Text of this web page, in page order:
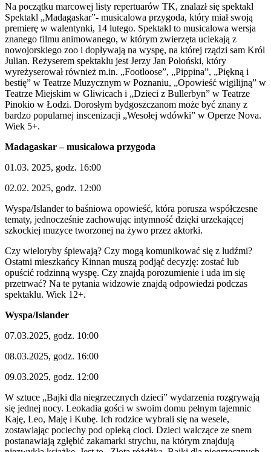
Na początku marcowej listy repertuarów TK, znalazł się spektakl
Spektakl „Madagaskar”- musicalowa przygoda, który miał swoją
premierę w walentynki, 14 lutego. Spektakl to musicalowa wersja
znanego filmu animowanego, w którym zwierzęta uciekają z
nowojorskiego zoo i dopływają na wyspę, na której rządzi sam Król
Julian. Reżyserem spektaklu jest Jerzy Jan Połoński, który
wyreżyserował również m.in. „Footloose”, „Pippina”, „Piękną i
bestię” w Teatrze Muzycznym w Poznaniu, „Opowieść wigilijną” w
Teatrze Miejskim w Gliwicach i „Dzieci z Bullerbyn” w Teatrze
Pinokio w Łodzi. Dorosłym bydgoszczanom może być znany z
bardzo popularnej inscenizacji „Wesołej wdówki” w Operze Nova.
Wiek 5+.
Madagaskar – musicalowa przygoda
01.03. 2025, godz. 16:00
02.02. 2025, godz. 12:00
Wyspa/Islander to baśniowa opowieść, która porusza współczesne
tematy, jednocześnie zachowując intymność dzięki urzekającej
szkockiej muzyce tworzonej na żywo przez aktorki.
Czy wieloryby śpiewają? Czy mogą komunikować się z ludźmi?
Ostatni mieszkańcy Kinnan muszą podjąć decyzję: zostać lub
opuścić rodzinną wyspę. Czy znajdą porozumienie i uda im się
przetrwać? Na te pytania widzowie znajdą odpowiedzi podczas
spektaklu. Wiek 12+.
Wyspa/Islander
07.03.2025, godz. 10:00
08.03.2025, godz. 16:00
09.03.2025, godz. 12:00
W sztuce „Bajki dla niegrzecznych dzieci” wydarzenia rozgrywają
się jednej nocy. Leokadia gości w swoim domu pełnym tajemnic
Kaję, Leo, Maję i Kubę. Ich rodzice wybrali się na wesele,
zostawiając pociechy pod opieką cioci. Dzieci walczące ze snem
postanawiają zgłębić zakamarki strychu, na którym znajdują